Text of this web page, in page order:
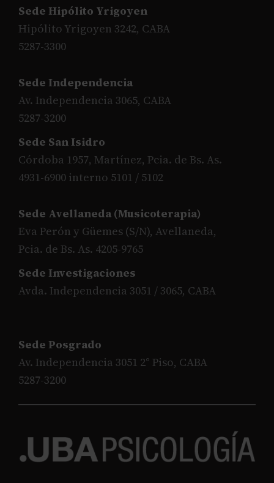
Sede Hipólito Yrigoyen
Hipólito Yrigoyen 3242, CABA
5287-3300
Sede Independencia
Av. Independencia 3065, CABA
5287-3200
Sede San Isidro
Córdoba 1957, Martínez, Pcia. de Bs. As.
4931-6900 interno 5101 / 5102
Sede Avellaneda (Musicoterapia)
Eva Perón y Güemes (S/N), Avellaneda,
Pcia. de Bs. As. 4205-9765
Sede Investigaciones
Avda. Independencia 3051 / 3065, CABA
Sede Posgrado
Av. Independencia 3051 2° Piso, CABA
5287-3200